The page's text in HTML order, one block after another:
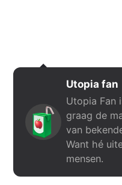
Utopia fan
Utopia Fan
graag de
van
Want hé
mensen.